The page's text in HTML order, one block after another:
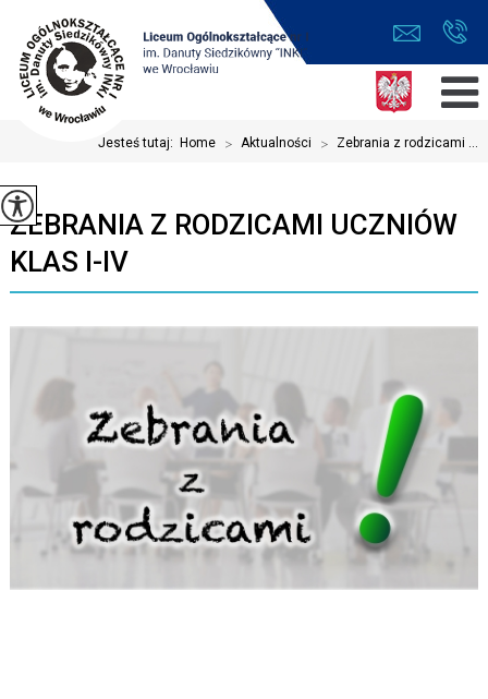
Jesteś tutaj: Home > Aktualności > Zebrania z rodzicami ...
ZEBRANIA Z RODZICAMI UCZNIÓW
KLAS I-IV